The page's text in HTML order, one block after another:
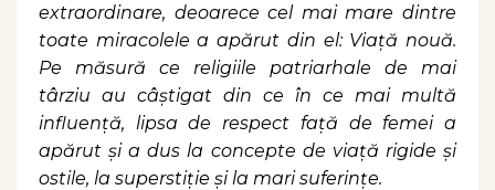
extraordinare, deoarece cel mai mare dintre
toate miracolele a apărut din el: Viață nouă.
Pe măsură ce religiile patriarhale de mai
târziu au câștigat din ce în ce mai multă
influență, lipsa de respect față de femei a
apărut și a dus la concepte de viață rigide și
ostile, la superstiție și la mari suferințe.